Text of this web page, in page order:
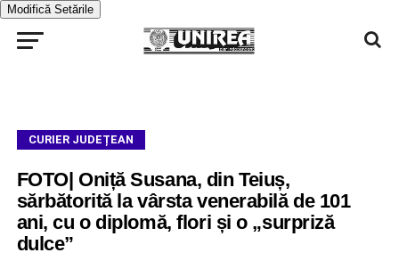
Modifică Setările
CURIER JUDEȚEAN
FOTO| Oniță Susana, din Teiuș,
sărbătorită la vârsta venerabilă de 101
ani, cu o diplomă, flori și o „surpriză
dulce”